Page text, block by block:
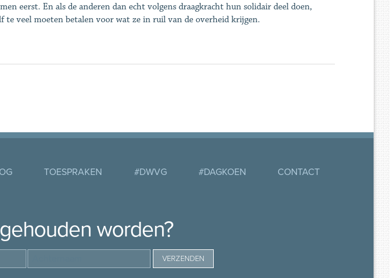
eerst. En als de anderen dan echt volgens draagkracht hun solidair deel doen,
te veel moeten betalen voor wat ze in ruil van de overheid krijgen.
TOESPRAKEN #DWVG #DAGKOEN CONTACT
worden?